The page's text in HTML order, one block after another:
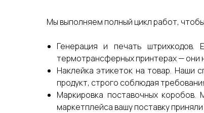
Мы выполняем полный цикл работ,
Генерация и печать
термотрансферных принтерах — они
Наклейка этикеток на товар. Наши
продукт, строго соблюдая
Маркировка поставочных
маркетплейса вашу поставку